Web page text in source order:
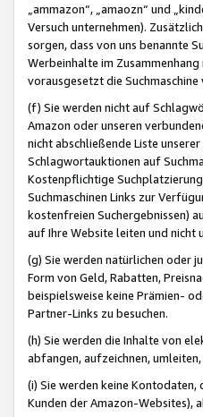
„ammazon“, „amaozn“ und
Versuch unternehmen).
sorgen, dass von uns benannte
Werbeinhalte im
vorausgesetzt die
(f) Sie werden nicht auf
Amazon oder unseren
nicht abschließende Liste
Schlagwortauktionen auf
Kostenpflichtige
Suchmaschinen Links zur
kostenfreien Suchergebnissen)
auf Ihre Website leiten und
(g) Sie werden natürlichen oder
Form von Geld, Rabatten,
beispielsweise keine Prämien-
Partner-Links zu besuchen.
(h) Sie werden die Inhalte von
abfangen, aufzeichnen,
(i) Sie werden keine
Kunden der Amazon-Websites),